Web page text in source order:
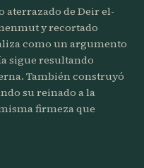
aterrazado de Deir el-
y recortado
como un argumento
sigue resultando
También construyó
su reinado a la
firmeza que